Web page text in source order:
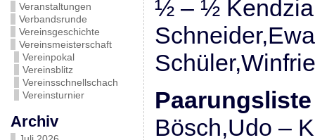
Veranstaltungen
Verbandsrunde
Vereinsgeschichte
Vereinsmeisterschaft
Vereinpokal
Vereinsblitz
Vereinsschnellschach
Vereinsturnier
Archiv
½ – ½
Bösch,Udo –